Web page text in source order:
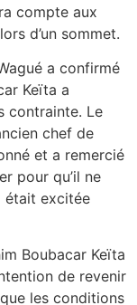
compte aux
d’un sommet.
a confirmé
Keïta a
contrainte. Le
chef de
et a remercié
pour qu’il ne
était excitée
Boubacar Keïta
de revenir
les conditions